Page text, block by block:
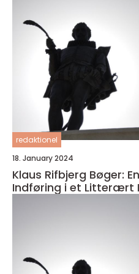
redaktionel
18. January 2024
Klaus Rifbjerg Bøger:
Indføring i et Litterært